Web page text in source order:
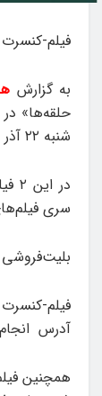
فیلم-کنسرت «هری
به گزارش
شنبه ۲۲ آذر در اسپیناس پالاس برنامه‌ریزی شده است.
سری
بلیت‌فروشی این ۲ اجرا به‌طور اختصاصی در
آدرس